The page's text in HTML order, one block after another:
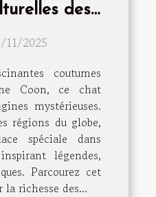
des
11/2025
coutumes
Coon, ce chat
mystérieuses.
régions du globe,
spéciale dans
légendes,
Parcourez cet
richesse des...